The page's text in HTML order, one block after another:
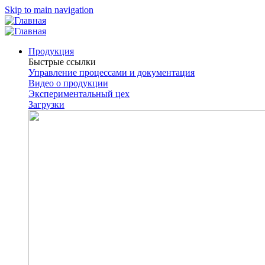
Skip to main navigation
Продукция
Быстрые ссылки
Управление процессами и документация
Видео о продукции
Экспериментальный цех
Загрузки